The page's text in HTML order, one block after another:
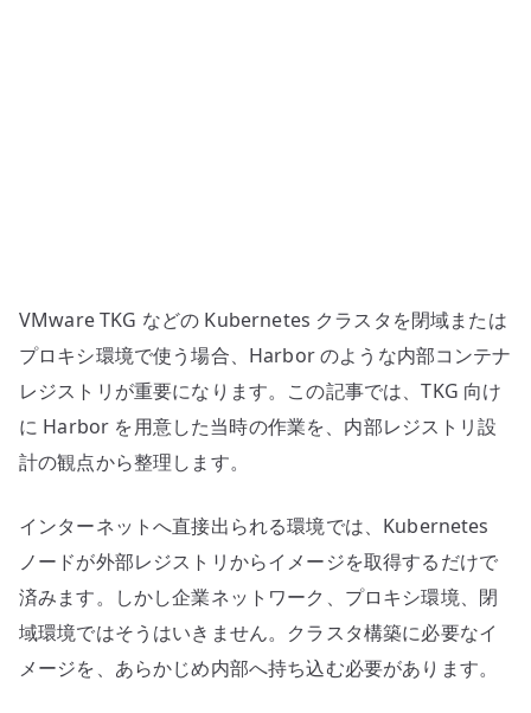
レ
ジ
ス
ト
を
意
す
る
意
味
VMware TKG などの Kubernetes クラスタを閉域または
プロキシ環境で使う場合、Harbor のような内部コンテナ
レジストリが重要になります。この記事では、TKG 向け
に Harbor を用意した当時の作業を、内部レジストリ設
計の観点から整理します。
インターネットへ直接出られる環境では、Kubernetes
ノードが外部レジストリからイメージを取得するだけで
済みます。しかし企業ネットワーク、プロキシ環境、閉
域環境ではそうはいきません。クラスタ構築に必要なイ
メージを、あらかじめ内部へ持ち込む必要があります。